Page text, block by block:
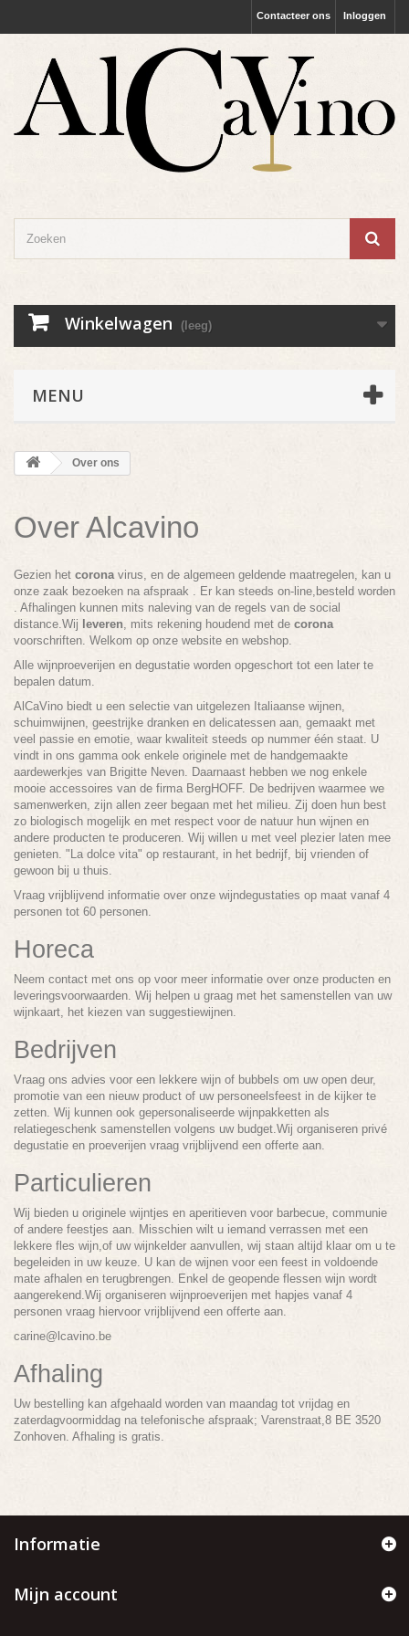
Inloggen
Contacteer ons
Winkelwagen (leeg)
MENU
Over ons
Over Alcavino
Gezien het corona virus, en de algemeen geldende maatregelen, kan u
onze zaak bezoeken na afspraak . Er kan steeds on-line,besteld worden
. Afhalingen kunnen mits naleving van de regels van de social
distance.Wij leveren , mits rekening houdend met de corona
voorschriften. Welkom op onze website en webshop.
Alle wijnproeverijen en degustatie worden opgeschort tot een later te
bepalen datum.
AlCaVino biedt u een selectie van uitgelezen Italiaanse wijnen,
schuimwijnen, geestrijke dranken en delicatessen aan, gemaakt met
veel passie en emotie, waar kwaliteit steeds op nummer één staat. U
vindt in ons gamma ook enkele originele met de handgemaakte
aardewerkjes van Brigitte Neven. Daarnaast hebben we nog enkele
mooie accessoires van de firma BergHOFF. De bedrijven waarmee we
samenwerken, zijn allen zeer begaan met het milieu. Zij doen hun best
zo biologisch mogelijk en met respect voor de natuur hun wijnen en
andere producten te produceren. Wij willen u met veel plezier laten mee
genieten. "La dolce vita" op restaurant, in het bedrijf, bij vrienden of
gewoon bij u thuis.
Vraag vrijblijvend informatie over onze wijndegustaties op maat vanaf 4
personen tot 60 personen.
Horeca
Neem contact met ons op voor meer informatie over onze producten en
leveringsvoorwaarden. Wij helpen u graag met het samenstellen van uw
wijnkaart, het kiezen van suggestiewijnen.
Bedrijven
Vraag ons advies voor een lekkere wijn of bubbels om uw open deur,
promotie van een nieuw product of uw personeelsfeest in de kijker te
zetten. Wij kunnen ook gepersonaliseerde wijnpakketten als
relatiegeschenk samenstellen volgens uw budget.Wij organiseren privé
degustatie en proeverijen vraag vrijblijvend een offerte aan.
Particulieren
Wij bieden u originele wijntjes en aperitieven voor barbecue, communie
of andere feestjes aan. Misschien wilt u iemand verrassen met een
lekkere fles wijn,of uw wijnkelder aanvullen, wij staan altijd klaar om u te
begeleiden in uw keuze. U kan de wijnen voor een feest in voldoende
mate afhalen en terugbrengen. Enkel de geopende flessen wijn wordt
aangerekend.Wij organiseren wijnproeverijen met hapjes vanaf 4
personen vraag hiervoor vrijblijvend een offerte aan.
carine@lcavino.be
Afhaling
Uw bestelling kan afgehaald worden van maandag tot vrijdag en
zaterdagvoormiddag na telefonische afspraak; Varenstraat,8 BE 3520
Zonhoven. Afhaling is gratis.
Informatie
Mijn account